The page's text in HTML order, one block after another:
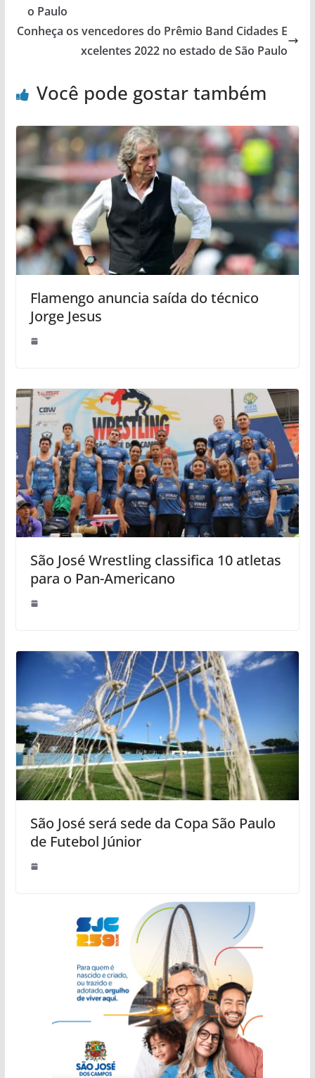
o Paulo
Conheça os vencedores do Prêmio Band Cidades E
xcelentes 2022 no estado de São Paulo
Você pode gostar também
Flamengo anuncia saída do técnico
Jorge Jesus
São José Wrestling classifica 10 atletas
para o Pan-Americano
São José será sede da Copa São Paulo
de Futebol Júnior